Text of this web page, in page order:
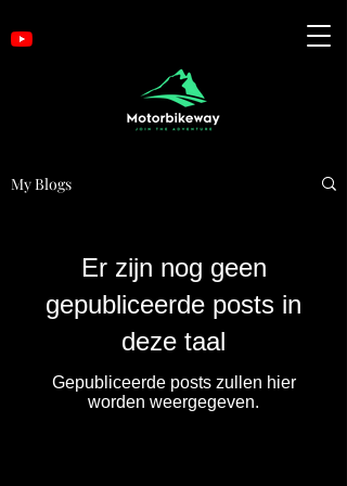
My Blogs
Er zijn nog geen
gepubliceerde posts in
deze taal
Gepubliceerde posts zullen hier
worden weergegeven.